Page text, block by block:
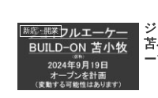
新店・開業